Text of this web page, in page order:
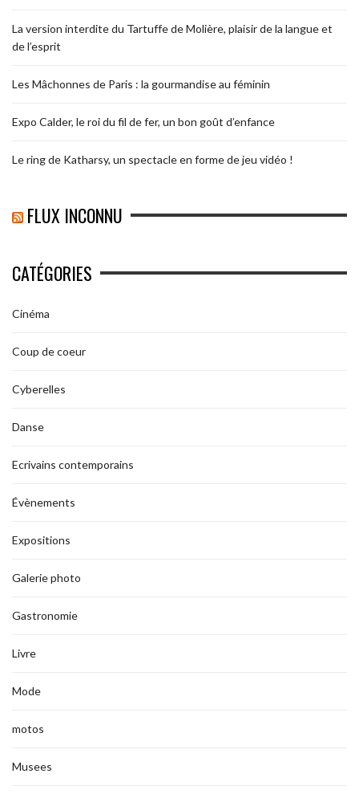
La version interdite du Tartuffe de Molière, plaisir de la langue et
de l’esprit
Les Mâchonnes de Paris : la gourmandise au féminin
Expo Calder, le roi du fil de fer, un bon goût d’enfance
Le ring de Katharsy, un spectacle en forme de jeu vidéo !
FLUX INCONNU
CATÉGORIES
Cinéma
Coup de coeur
Cyberelles
Danse
Ecrivains contemporains
Évènements
Expositions
Galerie photo
Gastronomie
Livre
Mode
motos
Musees